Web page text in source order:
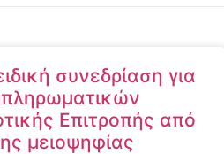
συνεδρίαση για
Επιτροπής από
μειοψηφίας